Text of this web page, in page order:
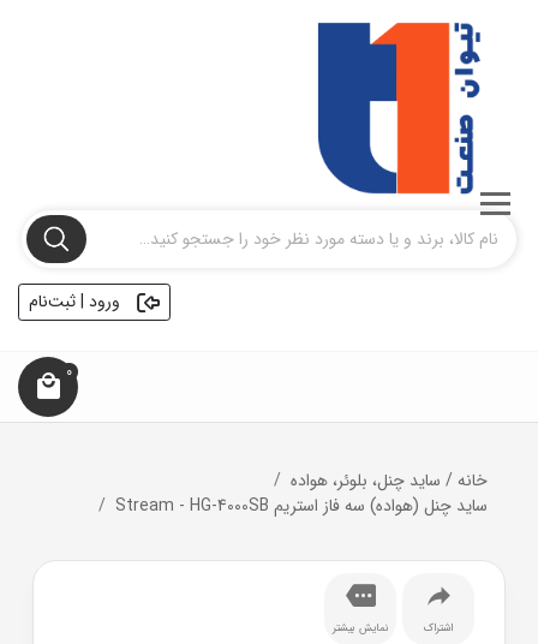
ورود | ثبت‌نام
0
خانه/ ساید چنل، بلوئر، هواده
ساید چنل (هواده) سه فاز استریم Stream - HG-4000SB
اشتراک نمایش بیشتر